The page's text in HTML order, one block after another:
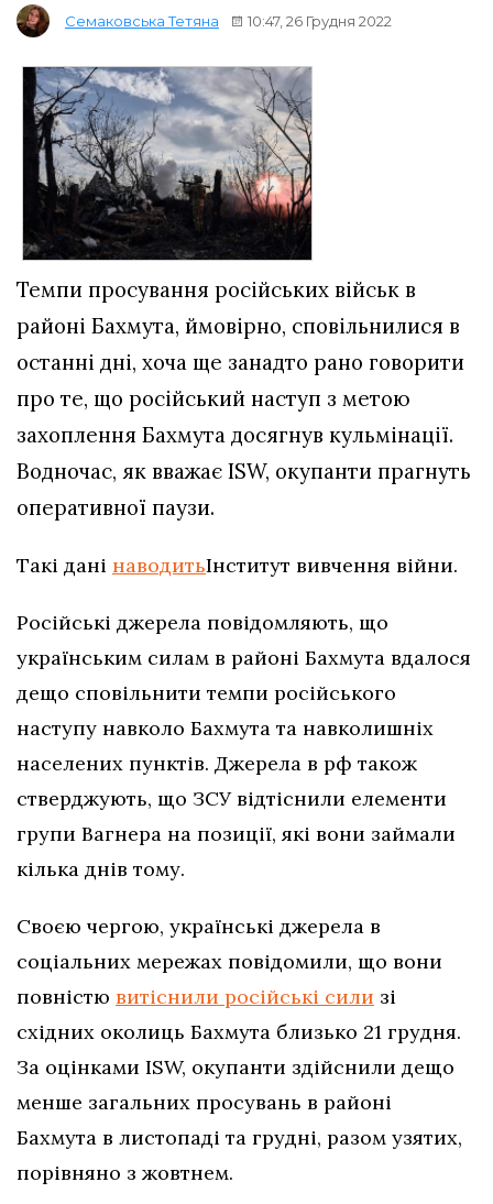
Семаковська Тетяна 10:47, 26 Грудня 2022
Темпи просування російських військ в
районі Бахмута, ймовірно, сповільнилися в
останні дні, хоча ще занадто рано говорити
про те, що російський наступ з метою
захоплення Бахмута досягнув кульмінації.
Водночас, як вважає ISW, окупанти прагнуть
оперативної паузи.
Такі дані наводитьІнститут вивчення війни.
Російські джерела повідомляють, що
українським силам в районі Бахмута вдалося
дещо сповільнити темпи російського
наступу навколо Бахмута та навколишніх
населених пунктів. Джерела в рф також
стверджують, що ЗСУ відтіснили елементи
групи Вагнера на позиції, які вони займали
кілька днів тому.
Своєю чергою, українські джерела в
соціальних мережах повідомили, що вони
повністю витіснили російські сили зі
східних околиць Бахмута близько 21 грудня.
За оцінками ISW, окупанти здійснили дещо
менше загальних просувань в районі
Бахмута в листопаді та грудні, разом узятих,
порівняно з жовтнем.